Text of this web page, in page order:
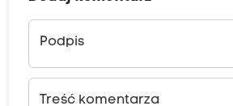
Podpis
Treść komentarza